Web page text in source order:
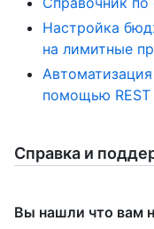
Настройка
на лимитные
помощью REST
Справка и
Вы нашли что вам